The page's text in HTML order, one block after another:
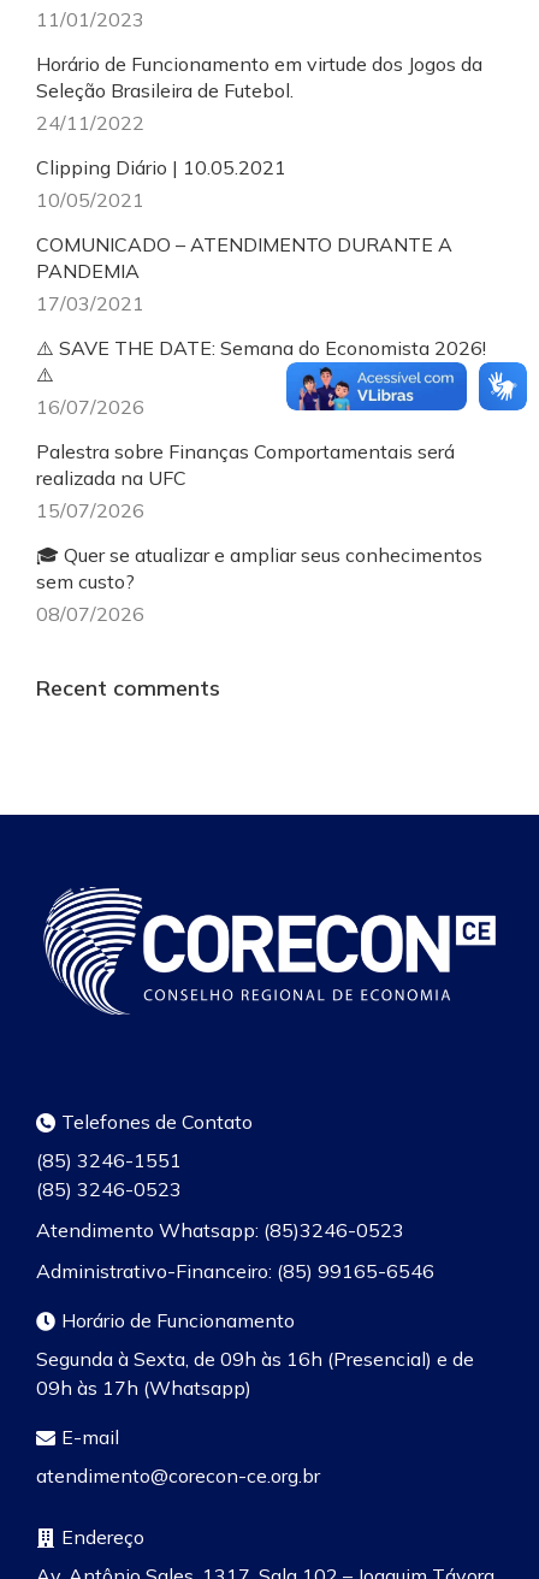
11/01/2023
Horário de Funcionamento em virtude dos Jogos da
Seleção Brasileira de Futebol.
24/11/2022
Clipping Diário | 10.05.2021
10/05/2021
COMUNICADO – ATENDIMENTO DURANTE A
PANDEMIA
17/03/2021
⚠️ SAVE THE DATE: Semana do Economista 2026!
⚠️
16/07/2026
Palestra sobre Finanças Comportamentais será
realizada na UFC
15/07/2026
🎓 Quer se atualizar e ampliar seus conhecimentos
sem custo?
08/07/2026
Recent comments
Telefones de Contato
(85) 3246-1551
(85) 3246-0523
Atendimento Whatsapp: (85)3246-0523
Administrativo-Financeiro: (85) 99165-6546
Horário de Funcionamento
Segunda à Sexta, de 09h às 16h (Presencial) e de
09h às 17h (Whatsapp)
E-mail
atendimento@corecon-ce.org.br
Endereço